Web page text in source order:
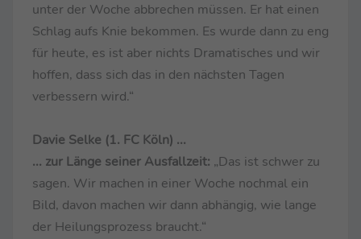
unter der Woche abbrechen müssen. Er hat einen
Schlag aufs Knie bekommen. Es wurde dann zu eng
für heute, es ist aber nichts Dramatisches und wir
hoffen, dass sich das in den nächsten Tagen
verbessern wird.“
Davie Selke (1. FC Köln) ...
... zur Länge seiner Ausfallzeit: „Das ist schwer zu
sagen. Wir machen in einer Woche nochmal ein
Bild, davon machen wir dann abhängig, wie lange
der Heilungsprozess braucht.“